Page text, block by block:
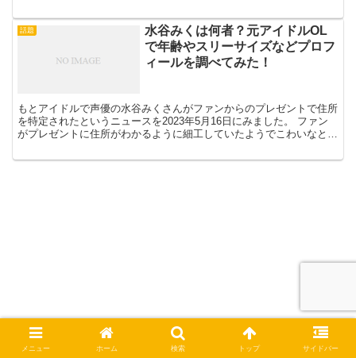
話題
水谷みくは何者？元アイドルOL
で年齢やスリーサイズなどプロフ
ィールを調べてみた！
もとアイドルで声優の水谷みくさんがファンからのプレゼントで住所
を特定されたというニュースを2023年5月16日にみました。 ファン
がプレゼントに住所がわかるように細工していたようでこわいなと思
メニュー ホーム 検索 トップ サイドバー